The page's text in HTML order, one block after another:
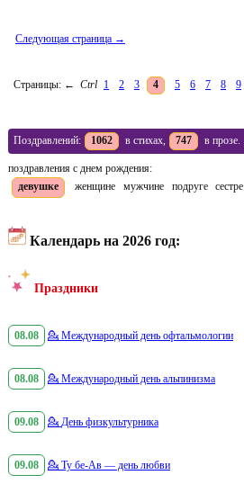
Следующая страница →
Страницы: ← Ctrl 1 2 3 4 5 6 7 8 9
Поздравлений: 1062 в стихах, 747 в прозе.
поздравления с днем рождения:
девушке
женщине мужчине подруге сестре
Календарь на 2026 год:
Праздники
08.08 💁 Международный день офтальмологии
08.08 💁 Международный день альпинизма
09.08 💁 День физкультурника
09.08 💁 Ту бе-Ав — день любви